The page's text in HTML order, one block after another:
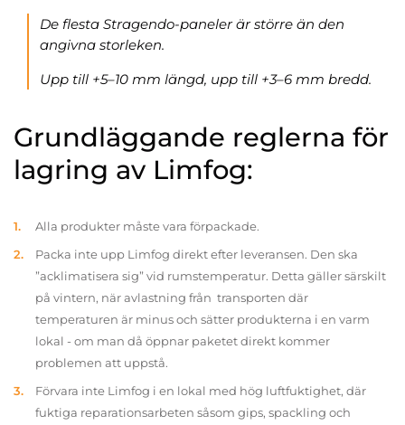
De flesta Stragendo-paneler är större än den
angivna storleken.
Upp till +5–10 mm längd, upp till +3–6 mm bredd.
Grundläggande reglerna för
lagring av Limfog:
Alla produkter måste vara förpackade.
Packa inte upp Limfog direkt efter leveransen. Den ska
”acklimatisera sig” vid rumstemperatur. Detta gäller särskilt
på vintern, när avlastning från transporten där
temperaturen är minus och sätter produkterna i en varm
lokal - om man då öppnar paketet direkt kommer
problemen att uppstå.
Förvara inte Limfog i en lokal med hög luftfuktighet, där
fuktiga reparationsarbeten såsom gips, spackling och